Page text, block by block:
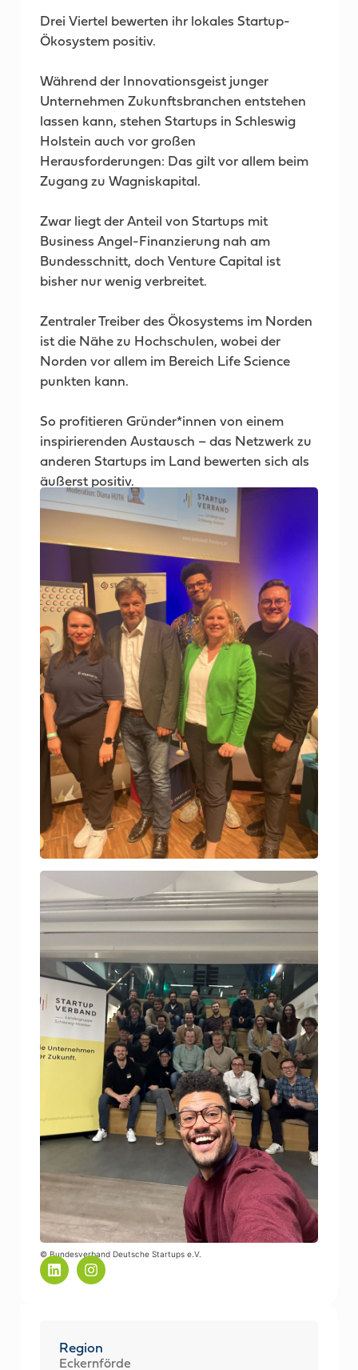
Drei Viertel bewerten ihr lokales Startup-
Ökosystem positiv.
Während der Innovationsgeist junger
Unternehmen Zukunftsbranchen entstehen
lassen kann, stehen Startups in Schleswig
Holstein auch vor großen
Herausforderungen: Das gilt vor allem beim
Zugang zu Wagniskapital.
Zwar liegt der Anteil von Startups mit
Business Angel-Finanzierung nah am
Bundesschnitt, doch Venture Capital ist
bisher nur wenig verbreitet.
Zentraler Treiber des Ökosystems im Norden
ist die Nähe zu Hochschulen, wobei der
Norden vor allem im Bereich Life Science
punkten kann.
So profitieren Gründer*innen von einem
inspirierenden Austausch – das Netzwerk zu
anderen Startups im Land bewerten sich als
äußerst positiv.
© Bundesverband Deutsche Startups e.V.
Region
Eckernförde